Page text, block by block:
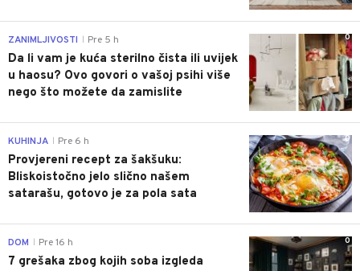
0
ZANIMLJIVOSTI Pre 5 h
Da li vam je kuća sterilno čista ili uvijek
u haosu? Ovo govori o vašoj psihi više
nego što možete da zamislite
0
KUHINJA Pre 6 h
Provjereni recept za šakšuku:
Bliskoistočno jelo slično našem
satarašu, gotovo je za pola sata
0
DOM Pre 16 h
7 grešaka zbog kojih soba izgleda